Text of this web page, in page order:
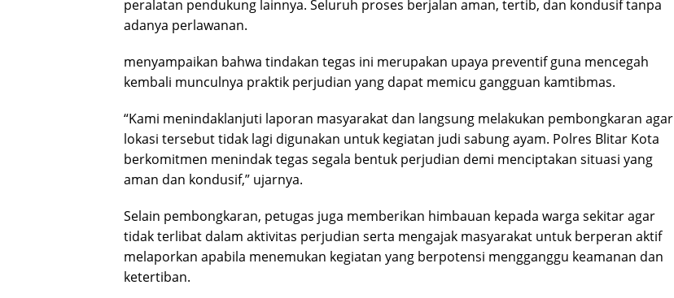
peralatan pendukung lainnya. Seluruh proses berjalan aman, tertib, dan kondusif tanpa
adanya perlawanan.
menyampaikan bahwa tindakan tegas ini merupakan upaya preventif guna mencegah
kembali munculnya praktik perjudian yang dapat memicu gangguan kamtibmas.
“Kami menindaklanjuti laporan masyarakat dan langsung melakukan pembongkaran agar
lokasi tersebut tidak lagi digunakan untuk kegiatan judi sabung ayam. Polres Blitar Kota
berkomitmen menindak tegas segala bentuk perjudian demi menciptakan situasi yang
aman dan kondusif,” ujarnya.
Selain pembongkaran, petugas juga memberikan himbauan kepada warga sekitar agar
tidak terlibat dalam aktivitas perjudian serta mengajak masyarakat untuk berperan aktif
melaporkan apabila menemukan kegiatan yang berpotensi mengganggu keamanan dan
ketertiban.